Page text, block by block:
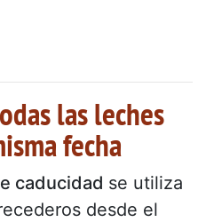
las leches
fecha
caducidad se utiliza
desde el